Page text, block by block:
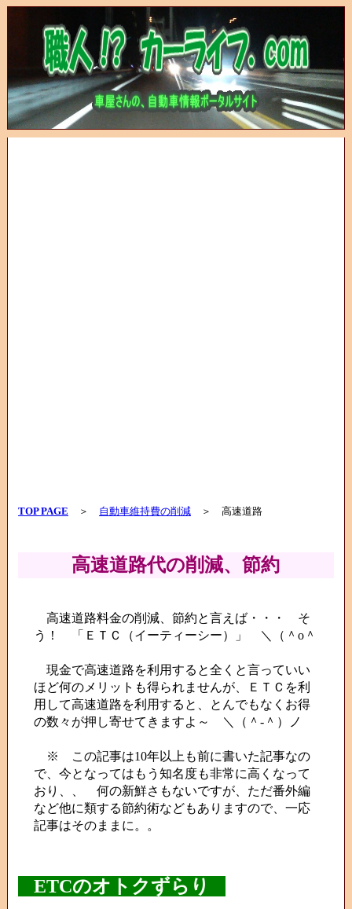
TOP PAGE ＞ 自動車維持費の削減＞ 高速道路
高速道路代の削減、節約
高速道路料金の削減、節約と言えば・・・ そ
う！ 「ＥＴＣ（イーティーシー）」 ＼（＾o＾
現金で高速道路を利用すると全くと言っていい
ほど何のメリットも得られませんが、ＥＴＣを利
用して高速道路を利用すると、とんでもなくお得
の数々が押し寄せてきますよ～ ＼（＾-＾）ノ
※ この記事は10年以上も前に書いた記事なの
で、今となってはもう知名度も非常に高くなって
おり、、 何の新鮮さもないですが、ただ番外編
など他に類する節約術などもありますので、一応
記事はそのままに。。
ETCのオトクずらり